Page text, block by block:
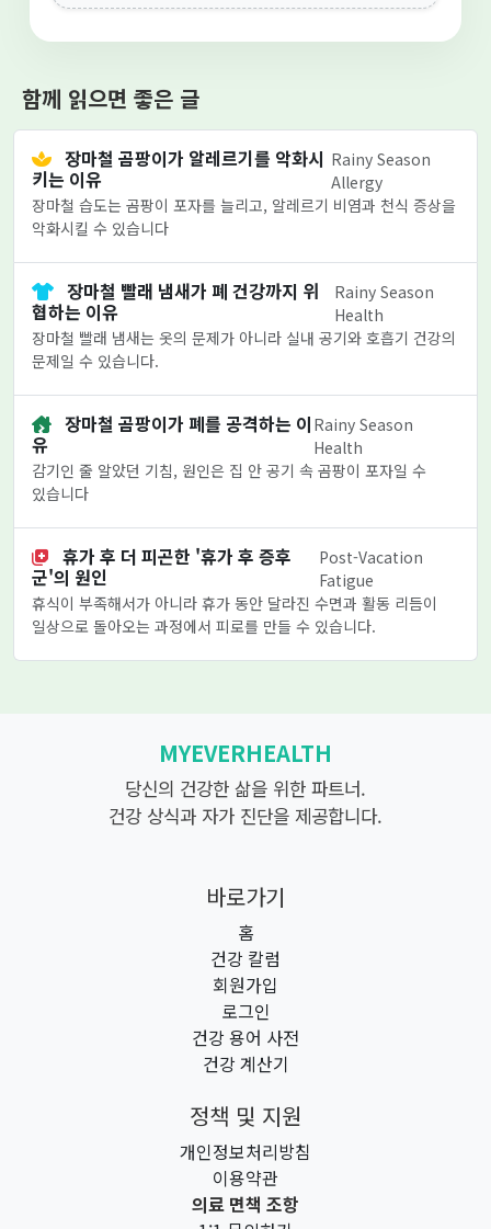
함께 읽으면 좋은 글
장마철 곰팡이가 알레르기를 악화시
키는 이유
Rainy Season
Allergy
장마철 습도는 곰팡이 포자를 늘리고, 알레르기 비염과 천식 증상을
악화시킬 수 있습니다
장마철 빨래 냄새가 폐 건강까지 위
협하는 이유
Rainy Season
Health
장마철 빨래 냄새는 옷의 문제가 아니라 실내 공기와 호흡기 건강의
문제일 수 있습니다.
장마철 곰팡이가 폐를 공격하는 이
유
Rainy Season
Health
감기인 줄 알았던 기침, 원인은 집 안 공기 속 곰팡이 포자일 수
있습니다
휴가 후 더 피곤한 '휴가 후 증후
군'의 원인
Post-Vacation
Fatigue
휴식이 부족해서가 아니라 휴가 동안 달라진 수면과 활동 리듬이
일상으로 돌아오는 과정에서 피로를 만들 수 있습니다.
MYEVERHEALTH
당신의 건강한 삶을 위한 파트너.
건강 상식과 자가 진단을 제공합니다.
바로가기
홈
건강 칼럼
회원가입
로그인
건강 용어 사전
건강 계산기
정책 및 지원
개인정보처리방침
이용약관
의료 면책 조항